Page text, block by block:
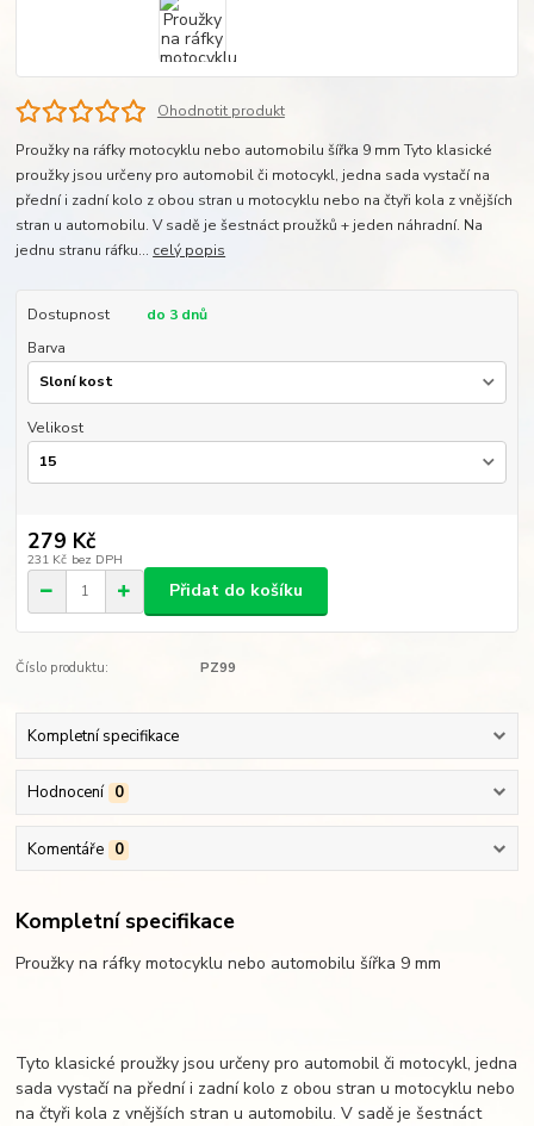
Ohodnotit produkt
Proužky na ráfky motocyklu nebo automobilu šířka 9 mm Tyto klasické
proužky jsou určeny pro automobil či motocykl, jedna sada vystačí na
přední i zadní kolo z obou stran u motocyklu nebo na čtyři kola z vnějších
stran u automobilu. V sadě je šestnáct proužků + jeden náhradní. Na
jednu stranu ráfku... celý popis
Dostupnost
do 3 dnů
Barva
Velikost
279 Kč
231 Kč bez DPH
Přidat do košíku
Číslo produktu: PZ99
Kompletní specifikace
Hodnocení 0
Komentáře 0
Kompletní specifikace
Proužky na ráfky motocyklu nebo automobilu šířka 9 mm
Tyto klasické proužky jsou určeny pro automobil či motocykl, jedna
sada vystačí na přední i zadní kolo z obou stran u motocyklu nebo
na čtyři kola z vnějších stran u automobilu. V sadě je šestnáct